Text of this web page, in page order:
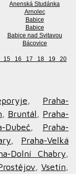
Anenská Studánka
Arnolec
Babice
Babice
Babice nad Svitavou
Bácovice
15 16 17 18 19
20
, Praha-
, Bruntál, Praha-
Dubeč, Praha-
, Praha-Velká
Dolní Chabry,
, Vsetín,